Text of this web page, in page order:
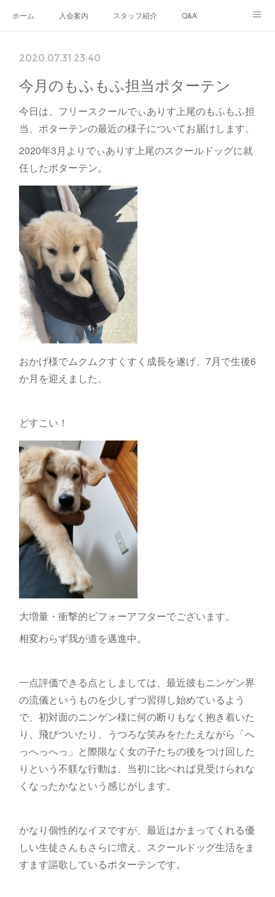
ホーム 入会案内 スタッフ紹介 Q&A
2020.07.31 23:40
今月のもふもふ担当ポターテン
今日は、フリースクールでぃありす上尾のもふもふ担
当、ポターテンの最近の様子についてお届けします。
2020年3月よりでぃありす上尾のスクールドッグに就
任したポターテン。
おかげ様でムクムクすくすく成長を遂げ、7月で生後6
か月を迎えました。
どすこい！
大増量・衝撃的ビフォーアフターでございます。
相変わらず我が道を邁進中。
一点評価できる点としましては、最近彼もニンゲン界
の流儀というものを少しずつ習得し始めているよう
で、初対面のニンゲン様に何の断りもなく抱き着いた
り、飛びついたり、うつろな笑みをたたえながら「へ
っへっへっ」と際限なく女の子たちの後をつけ回した
りという不躾な行動は、当初に比べれば見受けられな
くなったかなという感じがします。
かなり個性的なイヌですが、最近はかまってくれる優
しい生徒さんもさらに増え、スクールドッグ生活をま
すます謳歌しているポターテンです。